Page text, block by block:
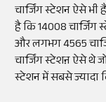
चार्जिंग स्टेशन ऐसे भी
है कि 14008 चार्जिंग
और लगभग 4565
चार्जिंग स्टेशऩ ऐसे थे
स्टेशन में सबसे ज्यादा